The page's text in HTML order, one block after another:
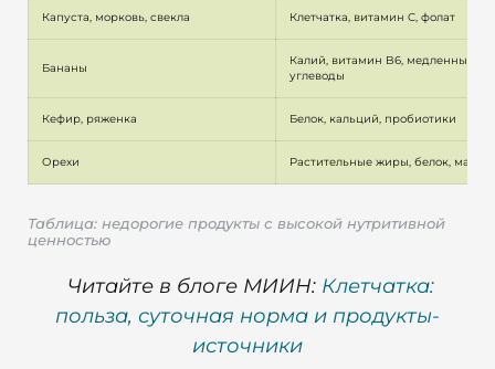
Капуста, морковь, свекла Клетчатка, витамин C, фолат
Бананы
Калий, витамин B6, медленные
углеводы
Кефир, ряженка Белок, кальций, пробиотики
Орехи Растительные жиры, белок,
Таблица: недорогие продукты с высокой нутритивной
ценностью
Читайте в блоге МИИН: Клетчатка:
польза, суточная норма и продукты-
источники